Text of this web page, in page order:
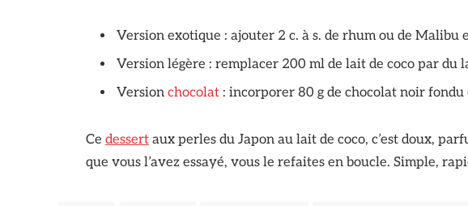
Version exotique : ajouter 2 c. à s. de rhum ou de Malibu
Version légère : remplacer 200 ml de lait de coco par du
Version chocolat: incorporer 80 g de chocolat noir fondu
Ce dessertaux perles du Japon au lait de coco, c’est doux,
que vous l’avez essayé, vous le refaites en boucle. Simple,